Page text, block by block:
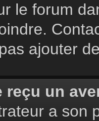
le forum
ajouter
reçu un
a son